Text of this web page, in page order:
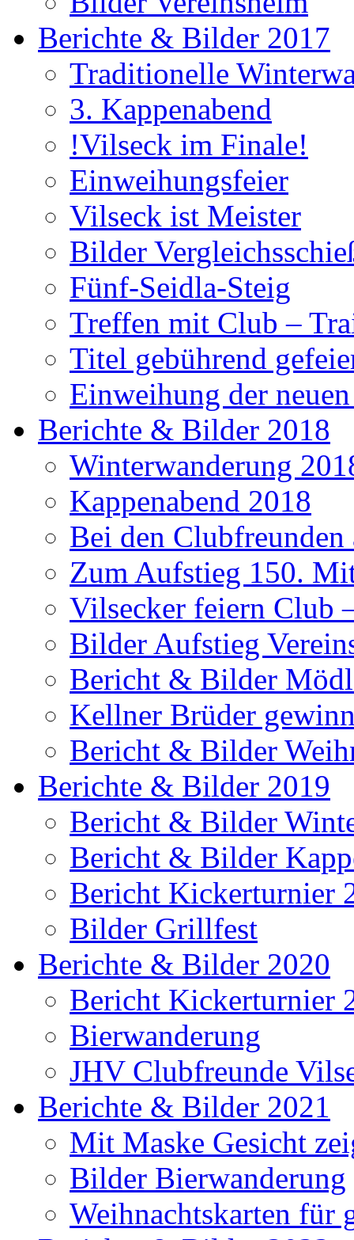
Berichte & Bilder 2017
Traditionelle
3. Kappenabend
!Vilseck im Finale!
Einweihungsfeier
Vilseck ist Meister
Bilder
Fünf-Seidla-Steig
Treffen mit Club –
Titel gebührend
Einweihung der
Berichte & Bilder 2018
Winterwanderung
Kappenabend 2018
Bei den
Zum Aufstieg 150.
Vilsecker feiern Club
Bilder Aufstieg
Bericht & Bilder
Kellner Brüder
Bericht & Bilder
Berichte & Bilder 2019
Bericht & Bilder
Bericht & Bilder
Bericht Kickerturnier
Bilder Grillfest
Berichte & Bilder 2020
Bericht Kickerturnier
Bierwanderung
JHV Clubfreunde
Berichte & Bilder 2021
Mit Maske Gesicht
Bilder Bierwanderung
Weihnachtskarten für